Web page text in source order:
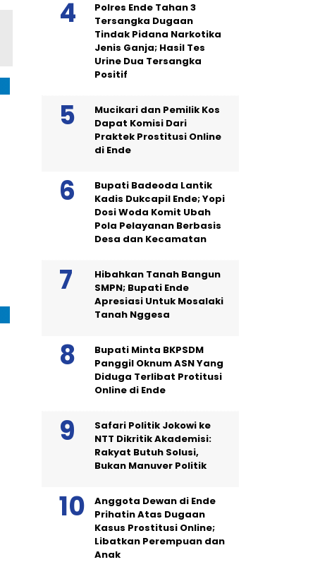
Polres Ende Tahan 3
Tersangka Dugaan
Tindak Pidana Narkotika
Jenis Ganja; Hasil Tes
Urine Dua Tersangka
Positif
Mucikari dan Pemilik Kos
Dapat Komisi Dari
Praktek Prostitusi Online
di Ende
Bupati Badeoda Lantik
Kadis Dukcapil Ende; Yopi
Dosi Woda Komit Ubah
Pola Pelayanan Berbasis
Desa dan Kecamatan
Hibahkan Tanah Bangun
SMPN; Bupati Ende
Apresiasi Untuk Mosalaki
Tanah Nggesa
Bupati Minta BKPSDM
Panggil Oknum ASN Yang
Diduga Terlibat Protitusi
Online di Ende
Safari Politik Jokowi ke
NTT Dikritik Akademisi:
Rakyat Butuh Solusi,
Bukan Manuver Politik
Anggota Dewan di Ende
Prihatin Atas Dugaan
Kasus Prostitusi Online;
Libatkan Perempuan dan
Anak